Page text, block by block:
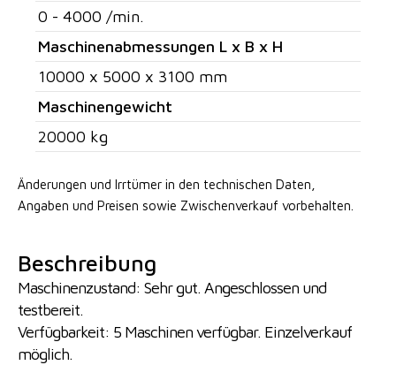
0 - 4000 /min.
Maschinenabmessungen L x B x H
10000 x 5000 x 3100 mm
Maschinengewicht
20000 kg
Änderungen und Irrtümer in den technischen Daten,
Angaben und Preisen sowie Zwischenverkauf vorbehalten.
Beschreibung
Maschinenzustand: Sehr gut. Angeschlossen und
testbereit.
Verfügbarkeit: 5 Maschinen verfügbar. Einzelverkauf
möglich.